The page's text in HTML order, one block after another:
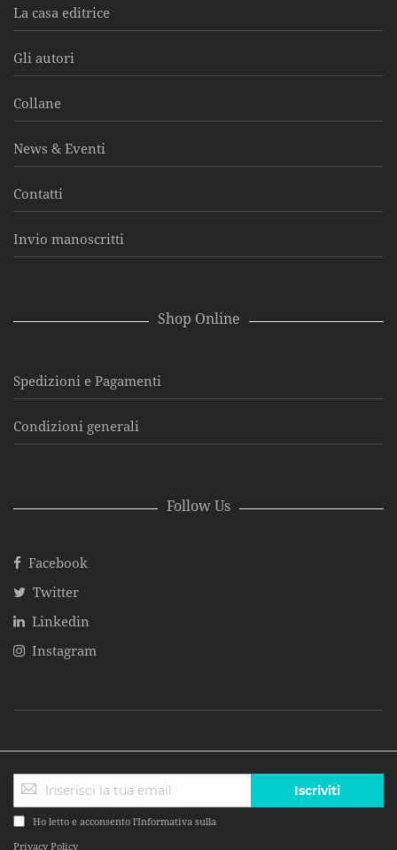
La casa editrice
Gli autori
Collane
News & Eventi
Contatti
Invio manoscritti
Shop Online
Spedizioni e Pagamenti
Condizioni generali
Follow Us
Facebook
Twitter
Linkedin
Instagram
Ho letto e acconsento l'Informativa sulla
Privacy Policy
Iscriviti